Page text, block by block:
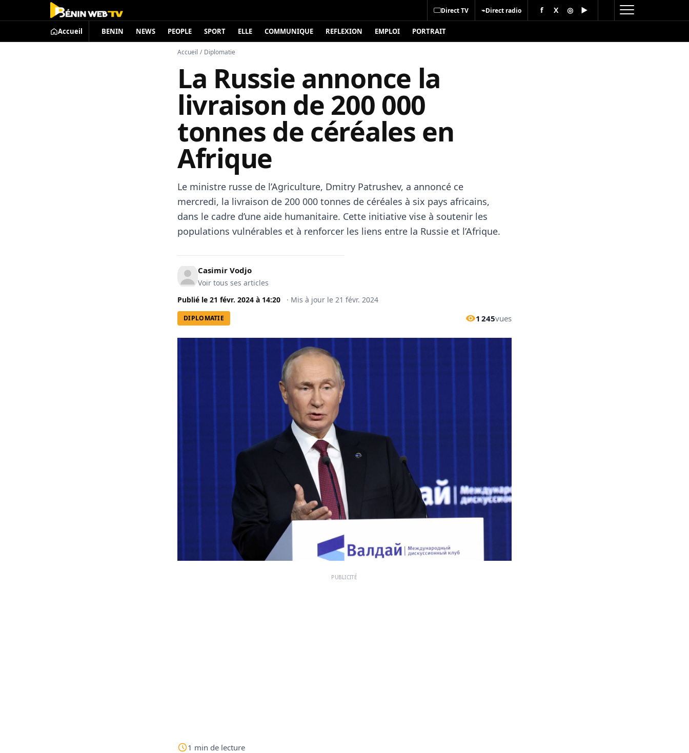
Direct TV ⌁Direct radio f X ◎ ▶
Accueil BENIN NEWS PEOPLE SPORT ELLE COMMUNIQUE REFLEXION EMPLOI PORTRAIT
Accueil / Diplomatie
La Russie annonce la
livraison de 200 000
tonnes de céréales en
Afrique
Le ministre russe de l’Agriculture, Dmitry Patrushev, a annoncé ce
mercredi, la livraison de 200 000 tonnes de céréales à six pays africains,
dans le cadre d’une aide humanitaire. Cette initiative vise à soutenir les
populations vulnérables et à renforcer les liens entre la Russie et l’Afrique.
Casimir Vodjo
Voir tous ses articles
Publié le 21 févr. 2024 à 14:20 · Mis à jour le 21 févr. 2024
DIPLOMATIE 1 245vues
PUBLICITÉ
1 min de lecture